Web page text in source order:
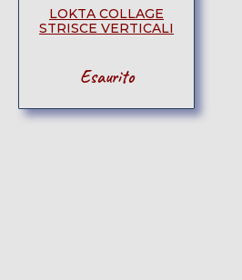
LOKTA COLLAGE
STRISCE VERTICALI
Esaurito